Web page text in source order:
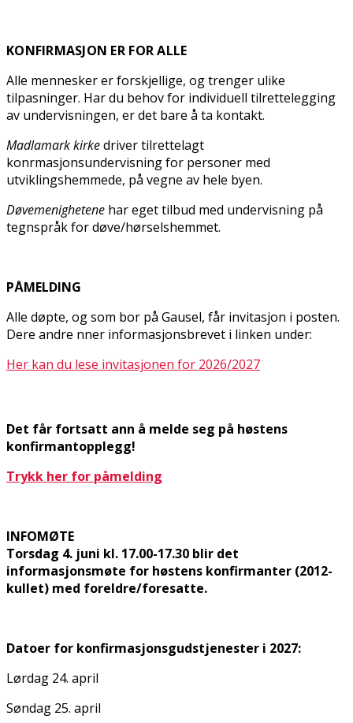
KONFIRMASJON ER FOR ALLE
Alle mennesker er forskjellige, og trenger ulike
tilpasninger. Har du behov for individuell tilrettelegging
av undervisningen, er det bare å ta kontakt.
Madlamark kirkedriver tilrettelagt
konfirmasjonsundervisning for personer med
utviklingshemmede, på vegne av hele byen.
Døvemenighetene har eget tilbud med undervisning på
tegnspråk for døve/hørselshemmet.
PÅMELDING
Alle døpte, og som bor på Gausel, får invitasjon i posten.
Dere andre finner informasjonsbrevet i linken under:
Her kan du lese invitasjonen for 2026/2027
Det får fortsatt ann å melde seg på høstens
konfirmantopplegg!
Trykk her for påmelding
INFOMØTE
Torsdag 4. juni kl. 17.00-17.30 blir det
informasjonsmøte for høstens konfirmanter (2012-
kullet) med foreldre/foresatte.
Datoer for konfirmasjonsgudstjenester i 2027:
Lørdag 24. april
Søndag 25. april